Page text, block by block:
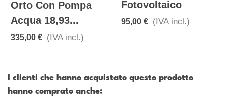
Orto Con Pompa
Acqua 18,93...
335,00 € (IVA incl.)
Fotovoltaico
95,00 € (IVA incl.)
I clienti che hanno acquistato questo prodotto
hanno comprato anche: